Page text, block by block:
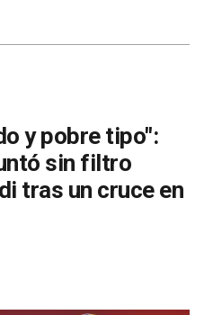
y pobre tipo":
sin filtro
tras un cruce en